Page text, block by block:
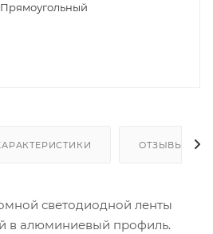
Прямоугольный
ОТЗЫВЫ
светодиодной ленты
в алюминиевый профиль.